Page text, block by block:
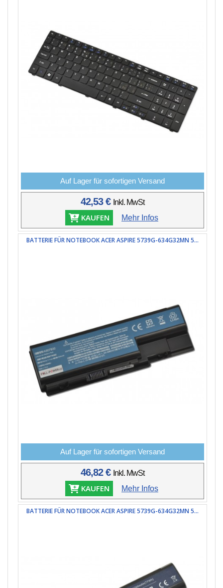
Auf Lager für sofortigen Versand
42,53 € Inkl. MwSt
KAUFEN Mehr Infos
BATTERIE FÜR NOTEBOOK ACER ASPIRE 5739G-634G32MN 5...
Auf Lager für sofortigen Versand
46,82 € Inkl. MwSt
KAUFEN Mehr Infos
BATTERIE FÜR NOTEBOOK ACER ASPIRE 5739G-634G32MN 5...